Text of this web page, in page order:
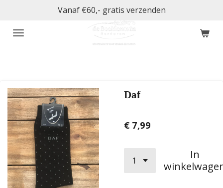
naar
Vanaf €60,- gratis verzenden
Daf
€ 7,99
In